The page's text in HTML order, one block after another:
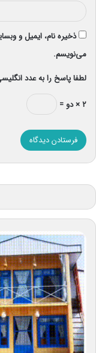
ذخیره نام، ایمیل و
می‌نویسم.
لطفا پاسخ را به عدد
۲ × دو =